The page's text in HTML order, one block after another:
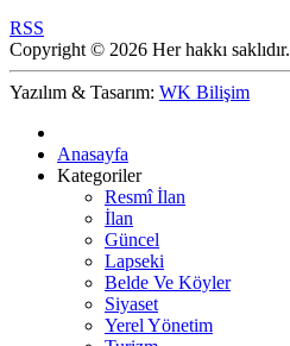
RSS
Copyright © 2026 Her hakkı saklıdır.
Yazılım & Tasarım: WK Bilişim
Anasayfa
Kategoriler
Resmî İlan
İlan
Güncel
Lapseki
Belde Ve Köyler
Siyaset
Yerel Yönetim